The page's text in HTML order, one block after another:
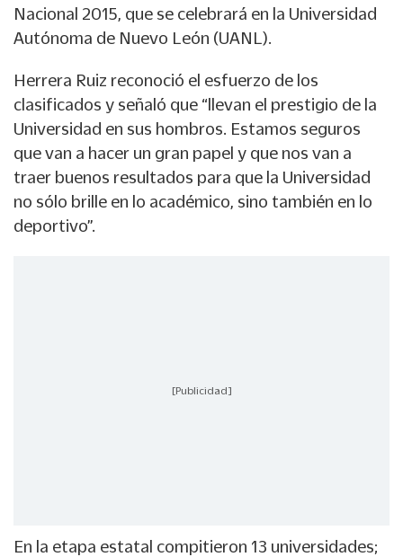
Nacional 2015, que se celebrará en la Universidad
Autónoma de Nuevo León (UANL).
Herrera Ruiz reconoció el esfuerzo de los
clasificados y señaló que “llevan el prestigio de la
Universidad en sus hombros. Estamos seguros
que van a hacer un gran papel y que nos van a
traer buenos resultados para que la Universidad
no sólo brille en lo académico, sino también en lo
deportivo”.
[Publicidad]
En la etapa estatal compitieron 13 universidades;